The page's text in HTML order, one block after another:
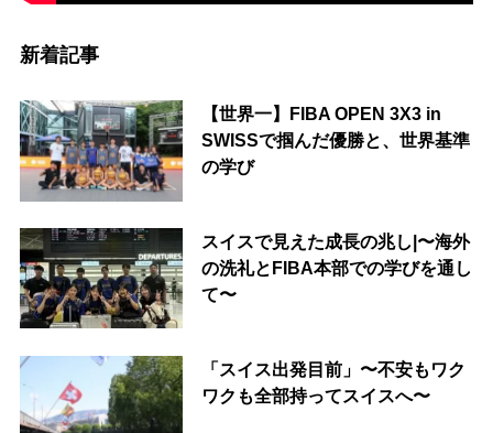
新着記事
【世界一】FIBA OPEN 3X3 in
SWISSで掴んだ優勝と、世界基準
の学び
スイスで見えた成長の兆し|〜海外
の洗礼とFIBA本部での学びを通し
て〜
「スイス出発目前」〜不安もワク
ワクも全部持ってスイスへ〜